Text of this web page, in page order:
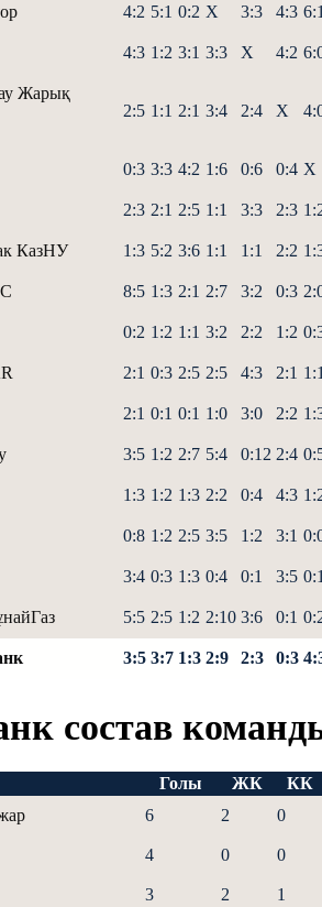
4:2 5:1 0:2 X 3:3 4:3
4:3 1:2 3:1 3:3 X 4:2
Жарық
2:5 1:1 2:1 3:4 2:4 X
0:3 3:3 4:2 1:6 0:6 0:4 X
2:3 2:1 2:5 1:1 3:3 2:3
КазНУ 1:3 5:2 3:6 1:1 1:1 2:2
8:5 1:3 2:1 2:7 3:2 0:3
0:2 1:2 1:1 3:2 2:2 1:2
2:1 0:3 2:5 2:5 4:3 2:1
2:1 0:1 0:1 1:0 3:0 2:2
3:5 1:2 2:7 5:4 0:12 2:4
1:3 1:2 1:3 2:2 0:4 4:3
0:8 1:2 2:5 3:5 1:2 3:1
3:4 0:3 1:3 0:4 0:1 3:5
5:5 2:5 1:2 2:10 3:6 0:1
3:5 3:7 1:3 2:9 2:3 0:3
состав
Голы ЖК
КК
6 2 0
4 0 0
3 2 1